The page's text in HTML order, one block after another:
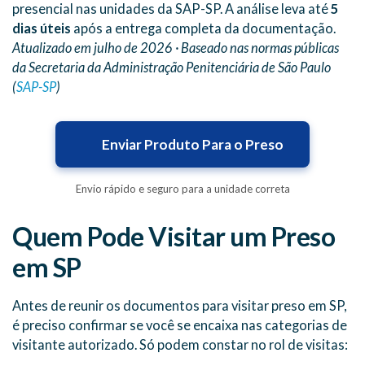
presencial nas unidades da SAP-SP. A análise leva até5
dias úteis após a entrega completa da documentação.
Atualizado em julho de 2026 · Baseado nas normas públicas
da Secretaria da Administração Penitenciária de São Paulo
(SAP-SP)
Enviar Produto Para o Preso
Envio rápido e seguro para a unidade correta
Quem Pode Visitar um Preso
em SP
Antes de reunir os documentos para visitar preso em SP,
é preciso confirmar se você se encaixa nas categorias de
visitante autorizado. Só podem constar no rol de visitas: